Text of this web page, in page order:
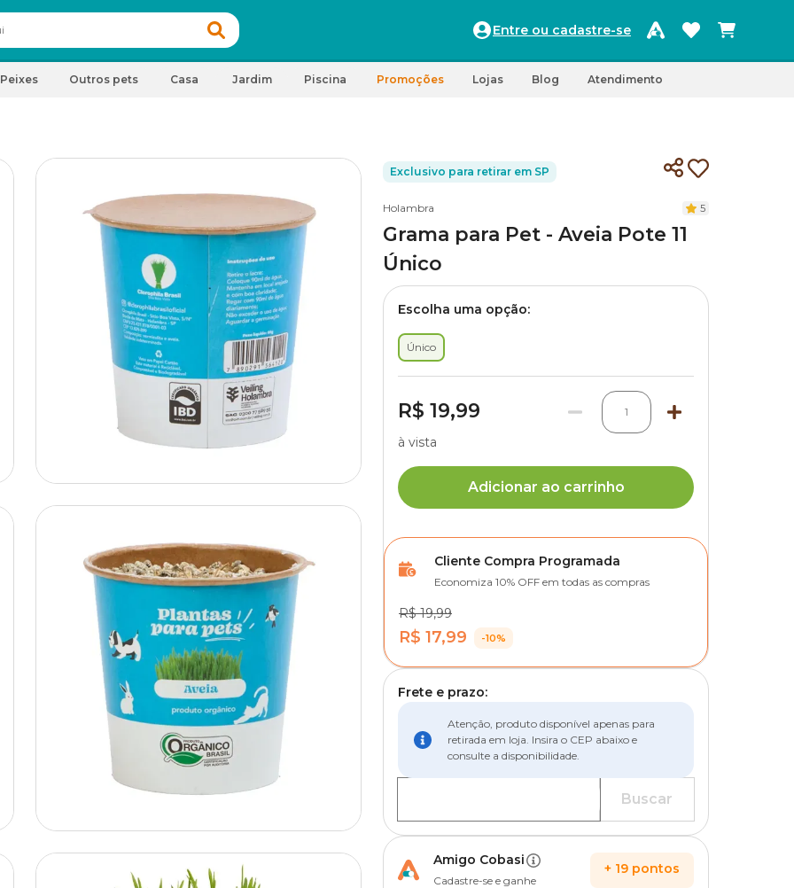
Entre ou cadastre-se
Peixes Outros pets Casa Jardim Piscina Promoções Lojas Blog Atendimento
Exclusivo para retirar em SP
Holambra 5
Grama para Pet - Aveia Pote 11
Único
Escolha uma opção:
Único
R$ 19,99 1
à vista
Adicionar ao carrinho
Cliente Compra Programada
Economiza 10% OFF em todas as compras
R$ 19,99
R$ 17,99 -10%
Frete e prazo:
Atenção, produto disponível apenas para
retirada em loja. Insira o CEP abaixo e
consulte a disponibilidade.
Buscar
Amigo Cobasi
Cadastre-se e ganhe
+ 19 pontos